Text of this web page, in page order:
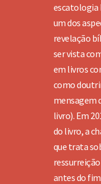
escatologia
um dos
revelação
ser vista
em livros
como
mensagem
livro). Em
do livro, a
que trata
antes do